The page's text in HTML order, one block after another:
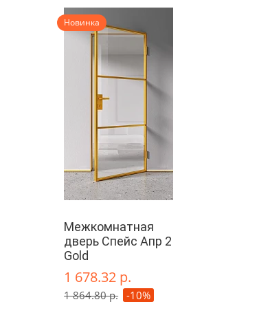
Новинка
Межкомнатная
дверь Спейс Апр 2
Gold
1 678.32 р.
1 864.80 р. -10%